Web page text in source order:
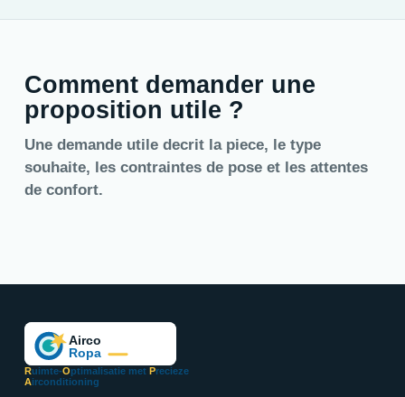
Comment demander une
proposition utile ?
Une demande utile decrit la piece, le type
souhaite, les contraintes de pose et les attentes
de confort.
Ruimte-Optimalisatie met Precieze
Airconditioning